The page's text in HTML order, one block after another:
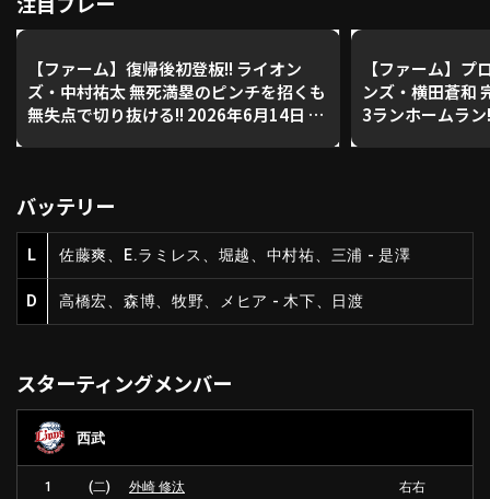
運営会社
特定商取引法の表示 アルバイト募集 （別ウィンドウで開く
【ファーム】復帰後初登板!! ライオン
ズ・中村祐太 無死満塁のピンチを招くも
無失点で切り抜ける!! 2026年6月14日 埼
【ファーム】プ
ンズ・横田蒼和
3ランホームラ
バッテリー
L 佐藤爽、E.ラミレス、堀越、中村祐、三浦 - 是澤
D 高橋宏、森博、牧野、メヒア - 木下、日渡
スターティングメンバー
西武
1 (二) 外崎 修汰
右右